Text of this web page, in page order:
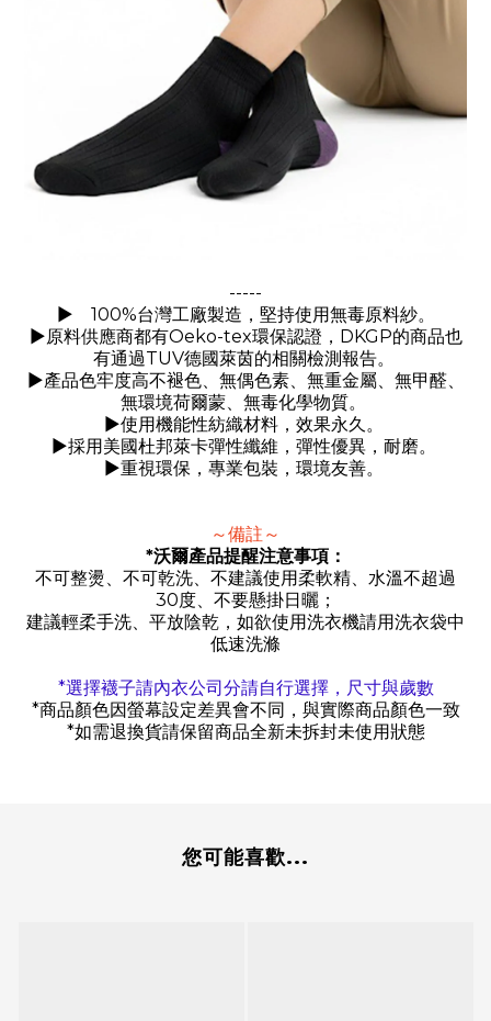
-----
►
100%台灣工廠製造，堅持使用無毒原料紗。
►原料供應商都有Oeko-tex環保認證， DKGP的商品也
有通過TUV德國萊茵的相關檢測報告。
►產品色牢度高不褪色、無偶色素、無重金屬、無甲醛、
無環境荷爾蒙、無毒化學物質。
►使用機能性紡織材料，效果永久。
►採用美國杜邦萊卡彈性纖維，彈性優異，耐磨。
►重視環保，專業包裝，環境友善。
～備註～
*沃爾產品提醒注意事項：
不可整燙、不可乾洗、不建議使用柔軟精、水溫不超過
30度、不要懸掛日曬；
建議輕柔手洗、平放陰乾，如欲使用洗衣機請用洗衣袋中
低速洗滌
*選擇襪子請內衣公司分請自行選擇，尺寸與歲數
*商品顏色因螢幕設定差異會不同，與實際商品顏色一致
*如需退換貨請保留商品全新未拆封未使用狀態
您可能喜歡...